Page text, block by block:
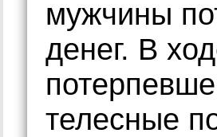
мужчины
денег. В
телесные